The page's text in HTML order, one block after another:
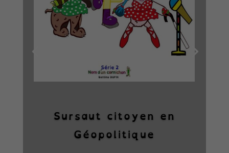
Sursaut citoyen en
Géopolitique